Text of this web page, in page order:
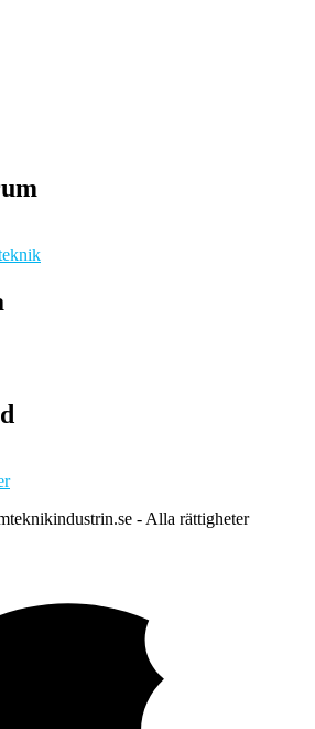
- Alla rättigheter